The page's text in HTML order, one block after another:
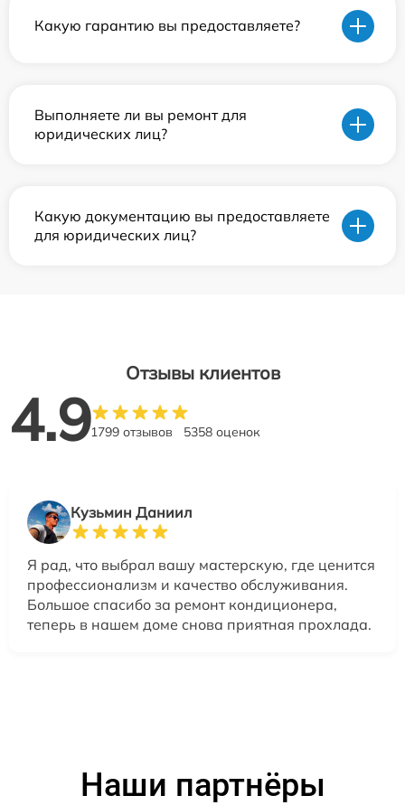
Какую гарантию вы предоставляете?
Выполняете ли вы ремонт для
юридических лиц?
Какую документацию вы предоставляете
для юридических лиц?
Отзывы клиентов
4.91799 отзывов 5358 оценок
Кузьмин Даниил
Я рад, что выбрал вашу мастерскую, где ценится
профессионализм и качество обслуживания.
Большое спасибо за ремонт кондиционера,
теперь в нашем доме снова приятная прохлада.
Наши партнёры